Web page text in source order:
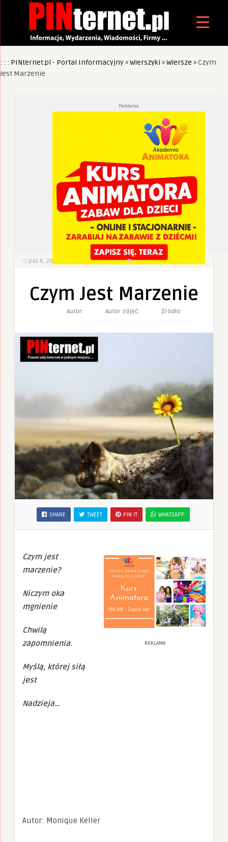
: : : PINternet.pl - Portal Informacyjny»Wierszyki »Wiersze »Czym
Jest Marzenie
Reklama
paź 6, 2022 Wyświetlenia 0 Komentarzy
Czym Jest Marzenie
Autor: Autor zdjęć: Żródło:
SHARE TWEET PIN IT WHATSAPP
REKLAMA
Czym jest
marzenie?
Niczym oka
mgnienie
Chwilą
zapomnienia.
Myślą, której siłą
jest
Nadzieja…
Autor: Monique Keller